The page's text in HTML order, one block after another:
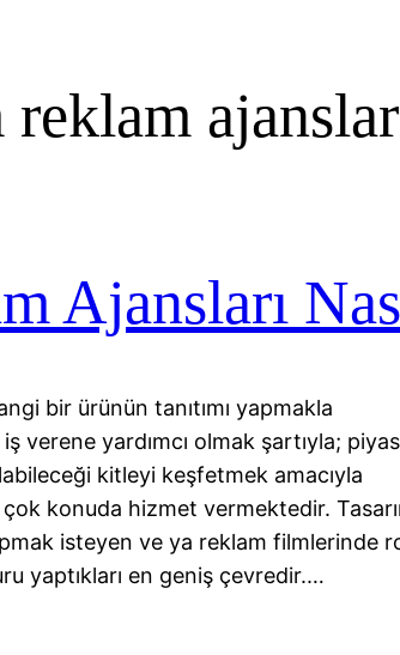
reklam
Ajansları
bir ürünün tanıtımı yapmakla
verene yardımcı olmak şartıyla;
kitleyi keşfetmek amacıyla
çok konuda hizmet vermektedir.
isteyen ve ya reklam filmlerinde
yaptıkları en geniş çevredir.…